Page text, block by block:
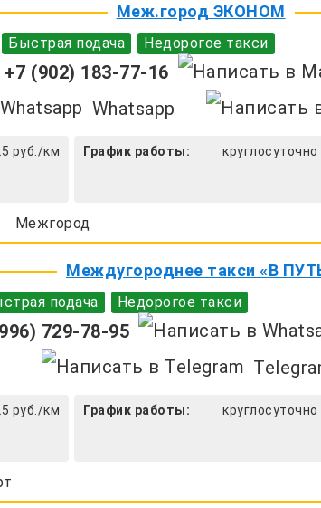
Меж.город ЭКОНОМ
Быстрая подача Недорогое такси
(902) 183-77-16
Whatsapp
руб./км График работы: круглосуточно
Межгород
Междугороднее такси «В
подача Недорогое такси
729-78-95
руб./км График работы: круглосуточно